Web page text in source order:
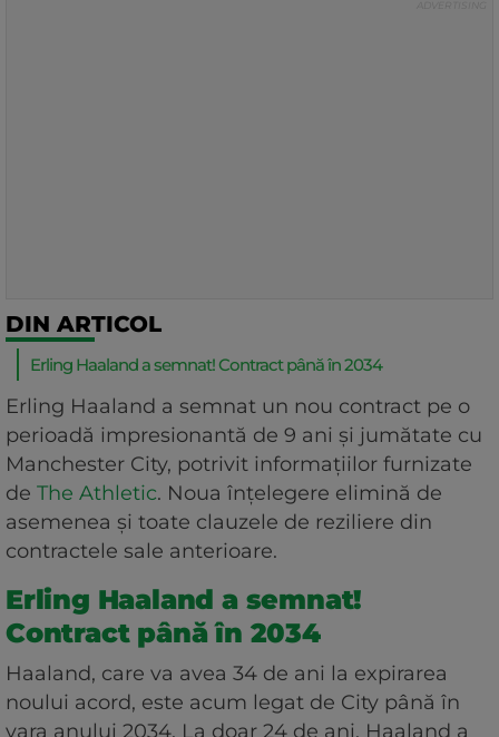
DIN ARTICOL
Erling Haaland a semnat! Contract până în 2034
Erling Haaland a semnat un nou contract pe o
perioadă impresionantă de 9 ani și jumătate cu
Manchester City, potrivit informațiilor furnizate
de The Athletic. Noua înțelegere elimină de
asemenea și toate clauzele de reziliere din
contractele sale anterioare.
Erling Haaland a semnat!
Contract până în 2034
Haaland, care va avea 34 de ani la expirarea
noului acord, este acum legat de City până în
vara anului 2034. La doar 24 de ani, Haaland a